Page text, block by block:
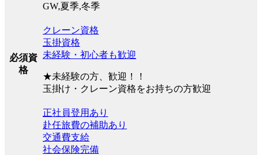
GW,夏季,冬季
必須資
格
クレーン資格
玉掛資格
未経験・初心者も歓迎
★未経験の方、歓迎！！
玉掛け・クレーン資格をお持ちの方歓迎
正社員登用あり
赴任旅費の補助あり
交通費支給
社会保険完備